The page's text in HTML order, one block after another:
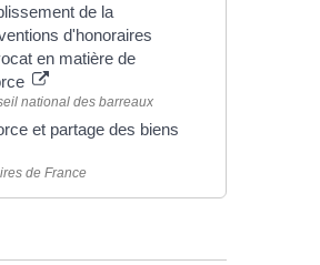
de la
d'honoraires
en matière de
national des barreaux
et partage des biens
de France